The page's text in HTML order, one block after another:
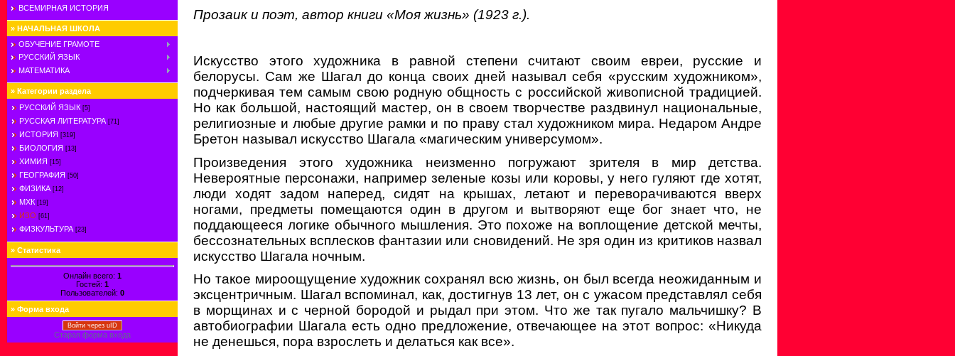
ВСЕМИРНАЯ ИСТОРИЯ
» НАЧАЛЬНАЯ ШКОЛА
ОБУЧЕНИЕ ГРАМОТЕ
РУССКИЙ ЯЗЫК
МАТЕМАТИКА
» Категории раздела
РУССКИЙ ЯЗЫК [5]
РУССКАЯ ЛИТЕРАТУРА [71]
ИСТОРИЯ [319]
БИОЛОГИЯ [13]
ХИМИЯ [15]
ГЕОГРАФИЯ [50]
ФИЗИКА [12]
МХК [19]
ИЗО [61]
ФИЗКУЛЬТУРА [23]
» Статистика
Онлайн всего: 1
Гостей: 1
Пользователей: 0
» Форма входа
Войти через uID
Старая форма входа
Прозаик и поэт, автор книги «Моя жизнь» (1923 г.).
Искусство этого художника в равной степени считают своим евреи, русские и
белорусы. Сам же Шагал до конца своих дней называл себя «русским художником»,
подчеркивая тем самым свою родную общность с российской живописной традицией.
Но как большой, настоящий мастер, он в своем творчестве раздвинул национальные,
религиозные и любые другие рамки и по праву стал художником мира. Недаром Андре
Бретон называл искусство Шагала «магическим универсумом».
Произведения этого художника неизменно погружают зрителя в мир детства.
Невероятные персонажи, например зеленые козы или коровы, у него гуляют где хотят,
люди ходят задом наперед, сидят на крышах, летают и переворачиваются вверх
ногами, предметы помещаются один в другом и вытворяют еще бог знает что, не
поддающееся логике обычного мышления. Это похоже на воплощение детской мечты,
бессознательных всплесков фантазии или сновидений. Не зря один из критиков назвал
искусство Шагала ночным.
Но такое мироощущение художник сохранял всю жизнь, он был всегда неожиданным и
эксцентричным. Шагал вспоминал, как, достигнув 13 лет, он с ужасом представлял себя
в морщинах и с черной бородой и рыдал при этом. Что же так пугало мальчишку? В
автобиографии Шагала есть одно предложение, отвечающее на этот вопрос: «Никуда
не денешься, пора взрослеть и делаться как все».